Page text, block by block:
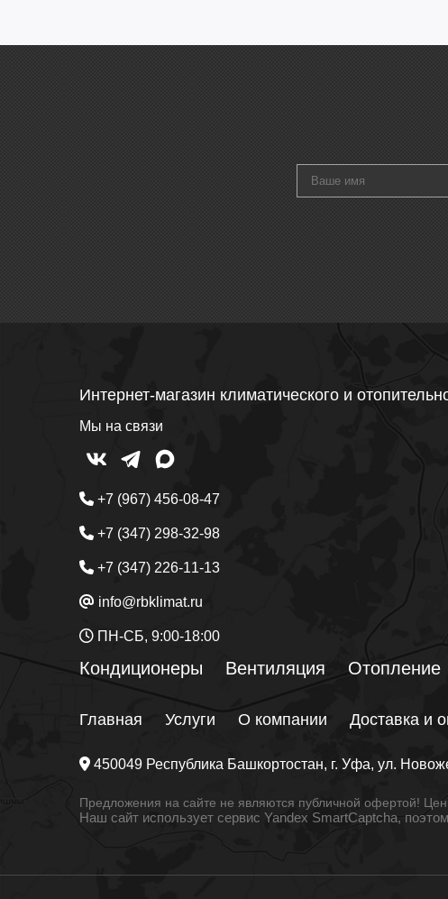
Интернет-магазин климатического и
Мы на связи
+7 (967) 456-08-47
+7 (347) 298-32-98
+7 (347) 226-11-13
info@rbklimat.ru
ПН-СБ, 9:00-18:00
Кондиционеры Вентиляция Отопление
Главная Услуги О компании Доставка и
450049 Республика Башкортостан, г. Уфа, ул.
Предложения на сайте не являются публичной офертой!
Наш сайт использует сервис Yandex SmartCaptcha,